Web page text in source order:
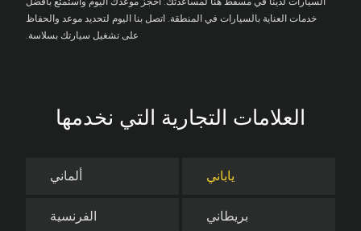
خدمات العناية بالسيارات في المنطقة. اتصل بنا اليوم لتحديد موعد والحفاظ
على تشغيل سيارتك بسلاسة.
العلامات التجارية التي نخدمها
ياباني ألماني
بريطاني الفرنسية